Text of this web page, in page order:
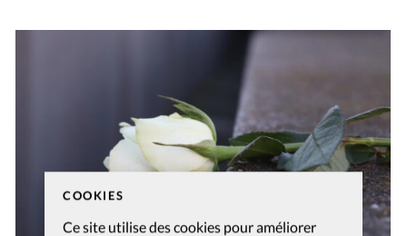
COOKIES
Ce site utilise des cookies pour améliorer